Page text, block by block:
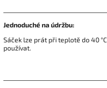
Jednoduché na údržbu:
Sáček lze prát při teplotě do 40
používat.